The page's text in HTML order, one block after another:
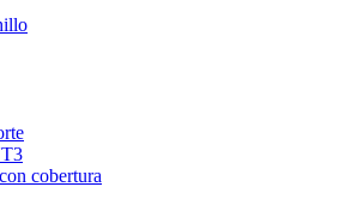
cobertura